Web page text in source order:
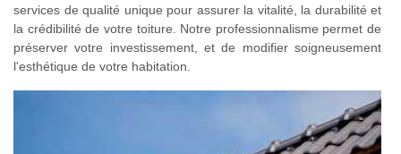
services de qualité unique pour assurer la vitalité, la durabilité et
la crédibilité de votre toiture. Notre professionnalisme permet de
préserver votre investissement, et de modifier soigneusement
l'esthétique de votre habitation.